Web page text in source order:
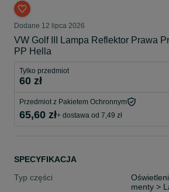
Dodane 12 lipca 2026
VW Golf III Lampa Reflektor Prawa
PP Hella
Tylko przedmiot
60 zł
Przedmiot z Pakietem Ochronnym
65,60 zł+ dostawa od 7,49 zł
SPECYFIKACJA
Typ części
menty >